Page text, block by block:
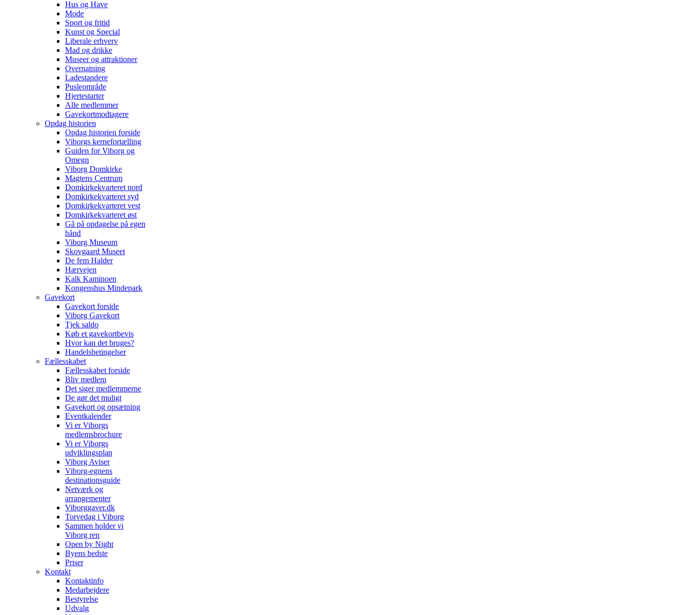
Hus og Have
Mode
Sport og fritid
Kunst og Special
Liberale erhverv
Mad og drikke
Museer og attraktioner
Overnatning
Ladestandere
Pusleområde
Hjertestarter
Alle medlemmer
Gavekortmodtagere
Opdag historien
Opdag historien forside
Viborgs kernefortælling
Guiden for Viborg og
Omegn
Viborg Domkirke
Magtens Centrum
Domkirkekvarteret nord
Domkirkekvarteret syd
Domkirkekvarteret vest
Domkirkekvarteret øst
Gå på opdagelse på egen
hånd
Viborg Museum
Skovgaard Museet
De fem Halder
Hærvejen
Kalk Kaminoen
Kongenshus Mindepark
Gavekort
Gavekort forside
Viborg Gavekort
Tjek saldo
Køb et gavekortbevis
Hvor kan det bruges?
Handelsbetingelser
Fællesskabet
Fællesskabet forside
Bliv medlem
Det siger medlemmerne
De gør det muligt
Gavekort og opsætning
Eventkalender
Vi er Viborgs
medlemsbrochure
Vi er Viborgs
udviklingsplan
Viborg Aviser
Viborg-egnens
destinationsguide
Netværk og
arrangementer
Viborggaver.dk
Torvedag i Viborg
Sammen holder vi
Viborg ren
Open by Night
Byens bedste
Priser
Kontakt
Kontaktinfo
Medarbejdere
Bestyrelse
Udvalg